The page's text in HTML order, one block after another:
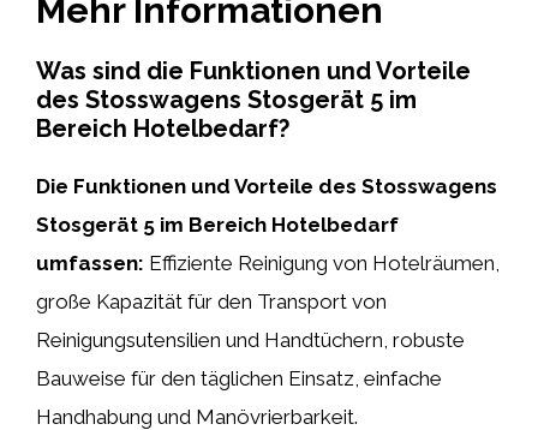
Mehr Informationen
Was sind die Funktionen und Vorteile
des Stosswagens Stosgerät 5 im
Bereich Hotelbedarf?
Die Funktionen und Vorteile des Stosswagens
Stosgerät 5 im Bereich Hotelbedarf
umfassen: Effiziente Reinigung von Hotelräumen,
große Kapazität für den Transport von
Reinigungsutensilien und Handtüchern, robuste
Bauweise für den täglichen Einsatz, einfache
Handhabung und Manövrierbarkeit.